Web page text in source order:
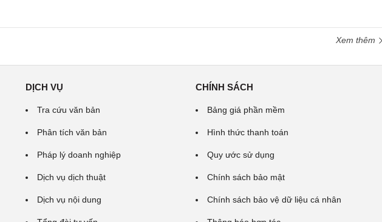
Xem thêm
DỊCH VỤ
Tra cứu văn bản
Phân tích văn bản
Pháp lý doanh nghiệp
Dịch vụ dịch thuật
Dịch vụ nội dung
CHÍNH SÁCH
Bảng giá phần mềm
Hình thức thanh toán
Quy ước sử dụng
Chính sách bảo mật
Chính sách bảo vệ dữ liệu cá nhân